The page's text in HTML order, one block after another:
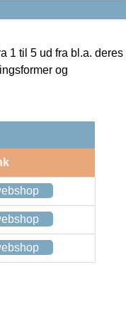
1 til 5 ud fra bl.a. deres
og